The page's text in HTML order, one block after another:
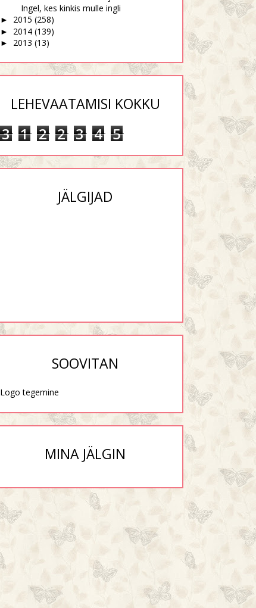
Ingel, kes kinkis mulle ingli
► 2015 (258)
► 2014 (139)
► 2013 (13)
LEHEVAATAMISI KOKKU
3 1 2 2 3 4 5
JÄLGIJAD
SOOVITAN
Logo tegemine
MINA JÄLGIN